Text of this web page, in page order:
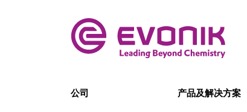
公司 产品及解决方案